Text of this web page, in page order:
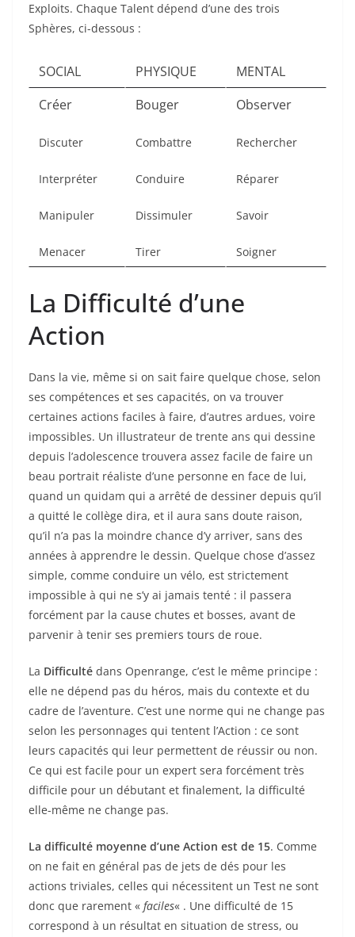
Exploits. Chaque Talent dépend d’une des trois
Sphères, ci-dessous :
SOCIAL PHYSIQUE
MENTAL
Créer
Discuter
Interpréter
Manipuler
Menacer
Bouger
Combattre
Conduire
Dissimuler
Tirer
Observer
Rechercher
Réparer
Savoir
Soigner
La Difficulté d’une
Action
Dans la vie, même si on sait faire quelque chose, selon
ses compétences et ses capacités, on va trouver
certaines actions faciles à faire, d’autres ardues, voire
impossibles. Un illustrateur de trente ans qui dessine
depuis l’adolescence trouvera assez facile de faire un
beau portrait réaliste d’une personne en face de lui,
quand un quidam qui a arrêté de dessiner depuis qu’il
a quitté le collège dira, et il aura sans doute raison,
qu’il n’a pas la moindre chance d’y arriver, sans des
années à apprendre le dessin. Quelque chose d’assez
simple, comme conduire un vélo, est strictement
impossible à qui ne s’y ai jamais tenté : il passera
forcément par la cause chutes et bosses, avant de
parvenir à tenir ses premiers tours de roue.
La Difficulté dans Openrange, c’est le même principe :
elle ne dépend pas du héros, mais du contexte et du
cadre de l’aventure. C’est une norme qui ne change pas
selon les personnages qui tentent l’Action : ce sont
leurs capacités qui leur permettent de réussir ou non.
Ce qui est facile pour un expert sera forcément très
difficile pour un débutant et finalement, la difficulté
elle-même ne change pas.
La difficulté moyenne d’une Action est de 15. Comme
on ne fait en général pas de jets de dés pour les
actions triviales, celles qui nécessitent un Test ne sont
donc que rarement « faciles« . Une difficulté de 15
correspond à un résultat en situation de stress, ou